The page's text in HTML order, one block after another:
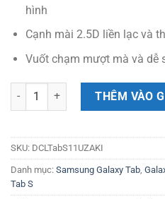
hình
Cạnh mài 2.5D liền lạc và
Vuốt chạm mượt mà và dễ
Dán màn hình cường lựcTHÊM VÀO
SKU: DCLTabS11UZAKI
Danh mục: Samsung Galaxy Tab
Tab S